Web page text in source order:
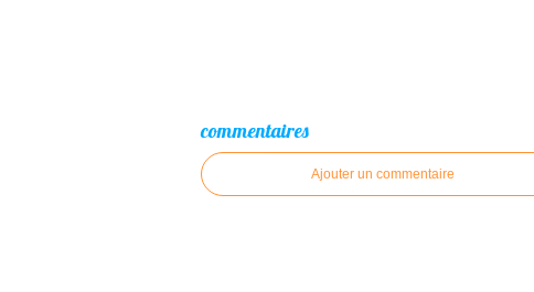
commentaires
Ajouter un commentaire